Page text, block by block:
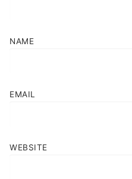
NAME
EMAIL
WEBSITE